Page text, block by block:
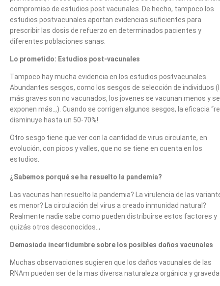
compromiso de estudios post vacunales. De hecho, tampoco los
estudios postvacunales aportan evidencias suficientes para
prescribir las dosis de refuerzo en determinados pacientes y
diferentes poblaciones sanas.
Lo prometido: Estudios post-vacunales
Tampoco hay mucha evidencia en los estudios postvacunales.
Abundantes sesgos, como los sesgos de selección de individuos
más graves son no vacunados, los jovenes se vacunan menos y se
exponen más..,). Cuando se corrigen algunos sesgos, la eficacia
disminuye hasta un 50-70%!
Otro sesgo tiene que ver con la cantidad de virus circulante, en
evolución, con picos y valles, que no se tiene en cuenta en los
estudios.
¿Sabemos porqué se ha resuelto la pandemia?
Las vacunas han resuelto la pandemia? La virulencia de las
es menor? La circulación del virus a creado inmunidad natural?
Realmente nadie sabe como pueden distribuirse estos factores y
quizás otros desconocidos..,
Demasiada incertidumbre sobre los posibles daños vacunales
Muchas observaciones sugieren que los daños vacunales de las
RNAm pueden ser de la mas diversa naturaleza orgánica y